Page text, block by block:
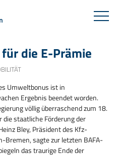
die E-Prämie
Umweltbonus ist in
Ergebnis beendet worden.
völlig überraschend zum 18.
staatliche Förderung der
Bley, Präsident des Kfz-
Bremen, sagte zur letzten BAFA-
das traurige Ende der